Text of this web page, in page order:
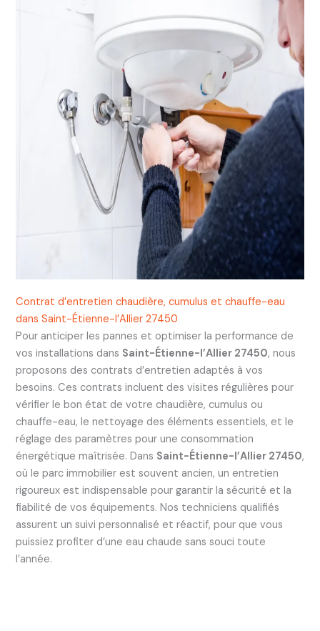
Contrat d’entretien chaudière, cumulus et chauffe-eau
dans Saint-Étienne-l’Allier 27450
Pour anticiper les pannes et optimiser la performance de
vos installations dans Saint-Étienne-l’Allier 27450, nous
proposons des contrats d’entretien adaptés à vos
besoins. Ces contrats incluent des visites régulières pour
vérifier le bon état de votre chaudière, cumulus ou
chauffe-eau, le nettoyage des éléments essentiels, et le
réglage des paramètres pour une consommation
énergétique maîtrisée. Dans Saint-Étienne-l’Allier 27450,
où le parc immobilier est souvent ancien, un entretien
rigoureux est indispensable pour garantir la sécurité et la
fiabilité de vos équipements. Nos techniciens qualifiés
assurent un suivi personnalisé et réactif, pour que vous
puissiez profiter d’une eau chaude sans souci toute
l’année.